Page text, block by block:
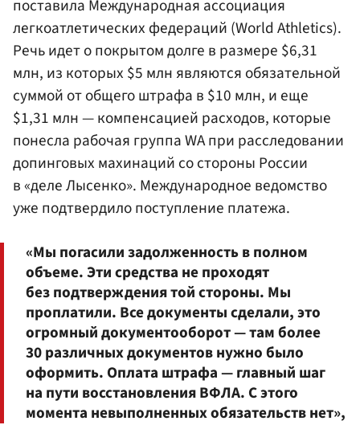
поставила Международная ассоциация
легкоатлетических федераций (World Athletics).
Речь идет о покрытом долге в размере $6,31
млн, из которых $5 млн являются обязательной
суммой от общего штрафа в $10 млн, и еще
$1,31 млн — компенсацией расходов, которые
понесла рабочая группа WA при расследовании
допинговых махинаций со стороны России
в «деле Лысенко». Международное ведомство
уже подтвердило поступление платежа.
«Мы погасили задолженность в полном
объеме. Эти средства не проходят
без подтверждения той стороны. Мы
проплатили. Все документы сделали, это
огромный документооборот — там более
30 различных документов нужно было
оформить. Оплата штрафа — главный шаг
на пути восстановления ВФЛА. С этого
момента невыполненных обязательств нет»,